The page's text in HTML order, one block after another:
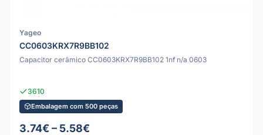
Yageo
CC0603KRX7R9BB102
Capacitor cerâmico CC0603KRX7R9BB102 1nf n/a 0603
3610
Embalagem com 500 peças
3.74€ – 5.58€